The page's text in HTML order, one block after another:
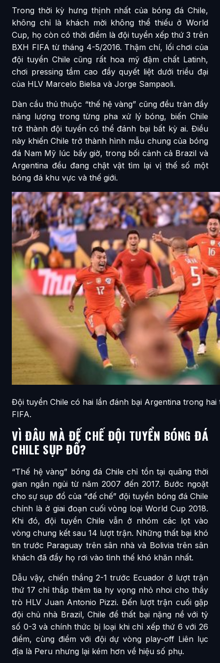
Trong thời kỳ hưng thịnh nhất của bóng đá Chile,
không chỉ là khách mời không thể thiếu ở World
Cup, họ còn có thời điểm là đội tuyển xếp thứ 3 trên
BXH FIFA từ tháng 4-5/2016. Thậm chí, lối chơi của
đội tuyển Chile cũng rất hoa mỹ đậm chất Latinh,
chơi pressing tầm cao đầy quyết liệt dưới triều đại
của HLV Marcelo Bielsa và Jorge Sampaoli.
Dàn cầu thủ thuộc “thế hệ vàng” cũng đều tràn đầy
năng lượng trong từng pha xử lý bóng, biến Chile
trở thành đội tuyển có thể đánh bại bất kỳ ai. Điều
này khiến Chile trở thành hình mẫu chung của bóng
đá Nam Mỹ lúc bấy giờ, trong bối cảnh cả Brazil và
Argentina đều đang chật vật tìm lại vị thế số một
bóng đá khu vực và thế giới.
Đội tuyển Chile có hai lần đánh bại Argentina trong
FIFA.
VÌ ĐÂU MÀ ĐẾ CHẾ ĐỘI TUYỂN BÓNG ĐÁ
CHILE SỤP ĐỔ?
“Thế hệ vàng” bóng đá Chile chỉ tồn tại quãng thời
gian ngắn ngủi từ năm 2007 đến 2017. Bước ngoặt
cho sự sụp đổ của “đế chế” đội tuyển bóng đá Chile
chính là ở giai đoạn cuối vòng loại World Cup 2018.
Khi đó, đội tuyển Chile vẫn ở nhóm các lọt vào
vòng chung kết sau 14 lượt trận. Những thất bại khó
tin trước Paraguay trên sân nhà và Bolivia trên sân
khách đã đẩy họ rơi vào tình thế khó khăn nhất.
Dẫu vậy, chiến thắng 2-1 trước Ecuador ở lượt trận
thứ 17 chỉ thắp thêm tia hy vọng nhỏ nhoi cho thầy
trò HLV Juan Antonio Pizzi. Đến lượt trận cuối gặp
đội chủ nhà Brazil, Chile để thất bại nặng nề với tỷ
số 0-3 và chính thức bị loại khi chỉ xếp thứ 6 với 26
điểm, cùng điểm với đội dự vòng play-off Liên lục
địa là Peru nhưng lại kém hơn về hiệu số phụ.